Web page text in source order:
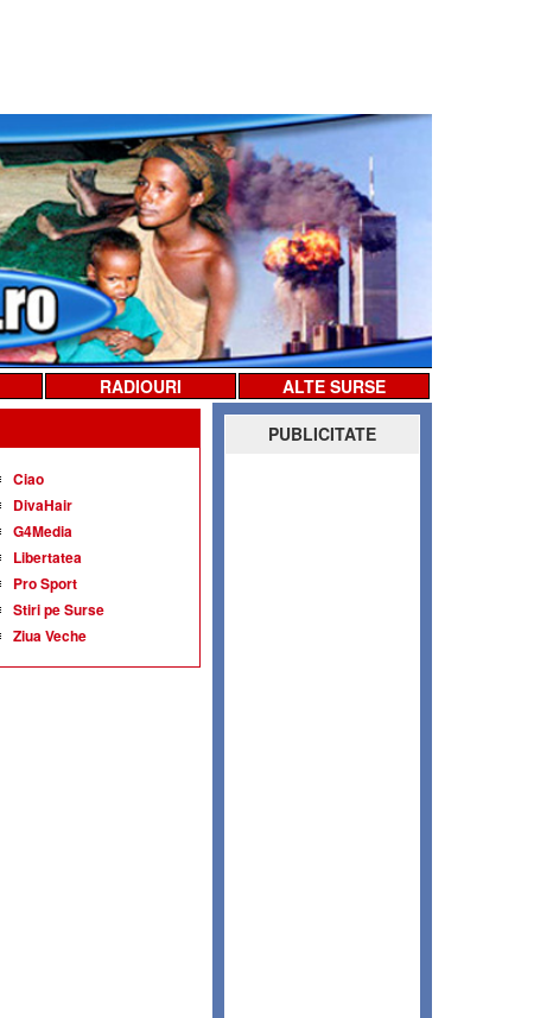
RADIOURI
ALTE SURSE
Ciao
DivaHair
G4Media
Libertatea
Pro Sport
Stiri pe Surse
Ziua Veche
PUBLICITATE